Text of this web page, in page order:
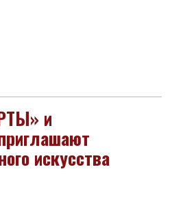
и
искусства